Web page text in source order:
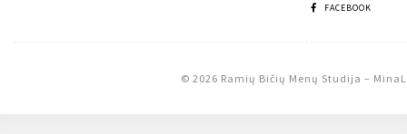
FACEBOOK
© 2026 Ramių Bičių Menų Studija –